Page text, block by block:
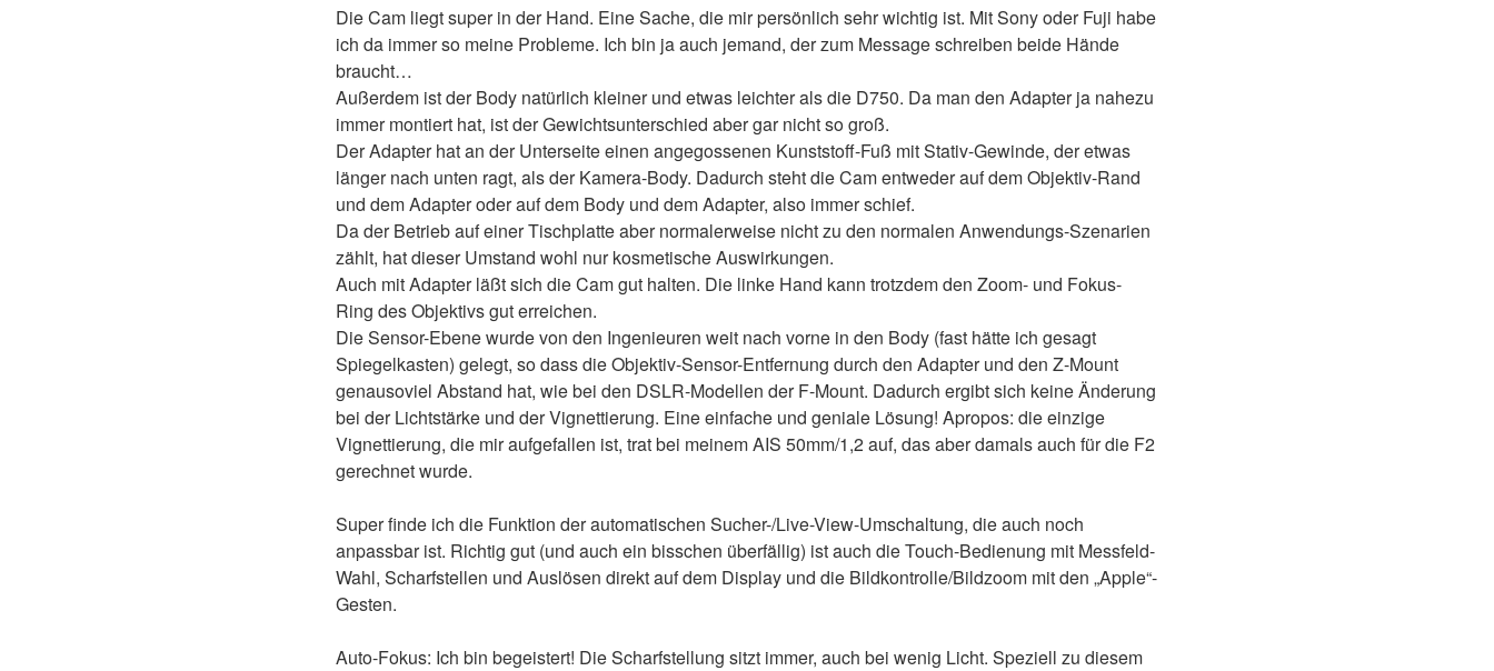
Die Cam liegt super in der Hand. Eine Sache, die mir persönlich sehr wichtig ist. Mit Sony oder Fuji habe
ich da immer so meine Probleme. Ich bin ja auch jemand, der zum Message schreiben beide Hände
braucht…
Außerdem ist der Body natürlich kleiner und etwas leichter als die D750. Da man den Adapter ja nahezu
immer montiert hat, ist der Gewichtsunterschied aber gar nicht so groß.
Der Adapter hat an der Unterseite einen angegossenen Kunststoff-Fuß mit Stativ-Gewinde, der etwas
länger nach unten ragt, als der Kamera-Body. Dadurch steht die Cam entweder auf dem Objektiv-Rand
und dem Adapter oder auf dem Body und dem Adapter, also immer schief.
Da der Betrieb auf einer Tischplatte aber normalerweise nicht zu den normalen Anwendungs-Szenarien
zählt, hat dieser Umstand wohl nur kosmetische Auswirkungen.
Auch mit Adapter läßt sich die Cam gut halten. Die linke Hand kann trotzdem den Zoom- und Fokus-
Ring des Objektivs gut erreichen.
Die Sensor-Ebene wurde von den Ingenieuren weit nach vorne in den Body (fast hätte ich gesagt
Spiegelkasten) gelegt, so dass die Objektiv-Sensor-Entfernung durch den Adapter und den Z-Mount
genausoviel Abstand hat, wie bei den DSLR-Modellen der F-Mount. Dadurch ergibt sich keine Änderung
bei der Lichtstärke und der Vignettierung. Eine einfache und geniale Lösung! Apropos: die einzige
Vignettierung, die mir aufgefallen ist, trat bei meinem AIS 50mm/1,2 auf, das aber damals auch für die F2
gerechnet wurde.
Super finde ich die Funktion der automatischen Sucher-/Live-View-Umschaltung, die auch noch
anpassbar ist. Richtig gut (und auch ein bisschen überfällig) ist auch die Touch-Bedienung mit Messfeld-
Wahl, Scharfstellen und Auslösen direkt auf dem Display und die Bildkontrolle/Bildzoom mit den „Apple“-
Gesten.
Auto-Fokus: Ich bin begeistert! Die Scharfstellung sitzt immer, auch bei wenig Licht. Speziell zu diesem